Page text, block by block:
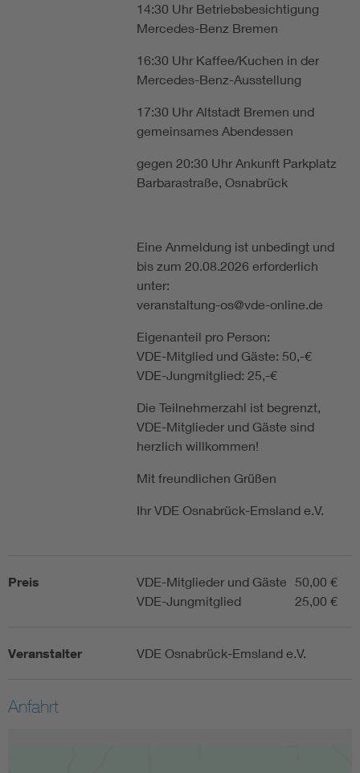
14:30 Uhr Betriebsbesichtigung
Mercedes-Benz Bremen
16:30 Uhr Kaffee/Kuchen in der
Mercedes-Benz-Ausstellung
17:30 Uhr Altstadt Bremen und
gemeinsames Abendessen
gegen 20:30 Uhr Ankunft Parkplatz
Barbarastraße, Osnabrück
Eine Anmeldung ist unbedingt und
bis zum 20.08.2026 erforderlich
unter:
veranstaltung-os@vde-online.de
Eigenanteil pro Person:
VDE-Mitglied und Gäste: 50,-€
VDE-Jungmitglied: 25,-€
Die Teilnehmerzahl ist begrenzt,
VDE-Mitglieder und Gäste sind
herzlich willkommen!
Mit freundlichen Grüßen
Ihr VDE Osnabrück-Emsland e.V.
Preis VDE-Mitglieder und Gäste 50,00 €
VDE-Jungmitglied
25,00 €
Veranstalter VDE Osnabrück-Emsland e.V.
Anfahrt